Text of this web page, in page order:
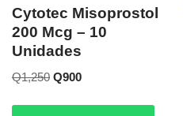
Cytotec Misoprostol
200 Mcg – 10
Unidades
Q1,250 Q900